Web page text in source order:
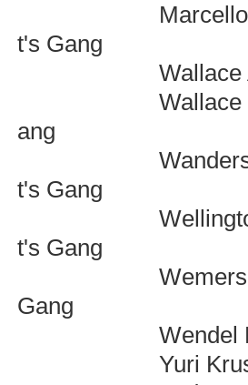
Marcello
t's Gang
Wallace Araújo
Wallace
ang
Wanderson
t's Gang
Wellington
t's Gang
Wemerson
Gang
Wendel Barros
Yuri